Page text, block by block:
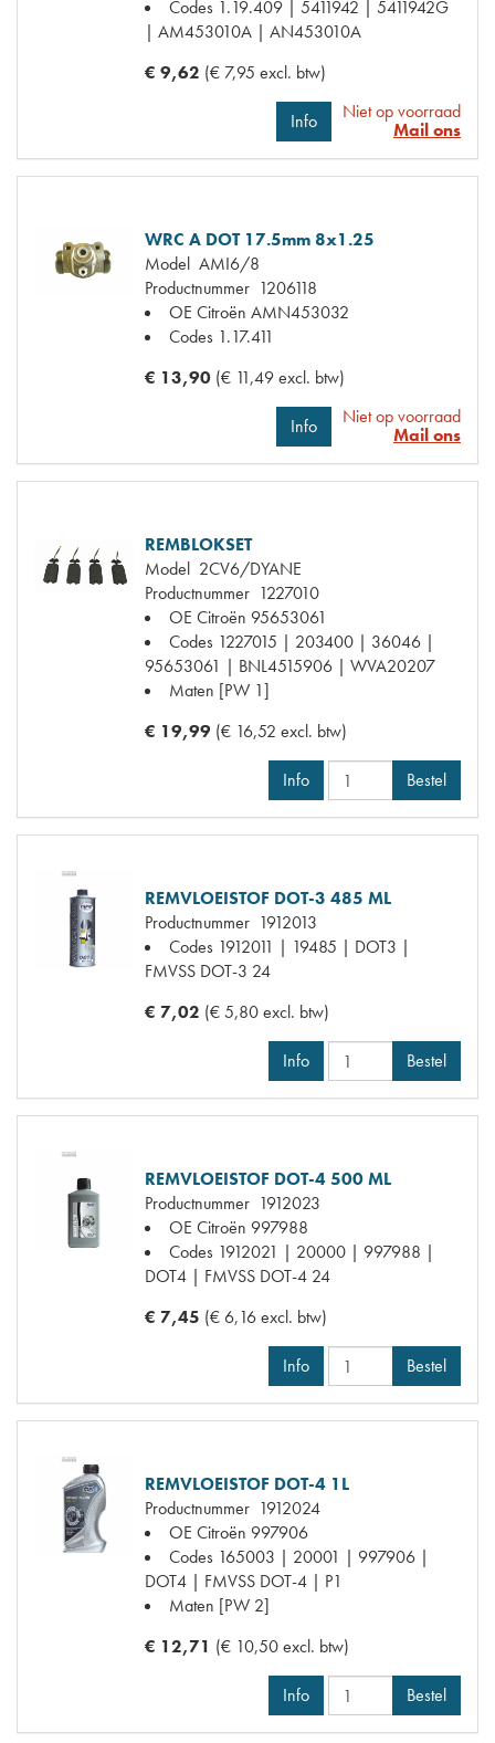
Codes 1.19.409 | 5411942 | 5411942G
| AM453010A | AN453010A
€ 9,62 (€ 7,95 excl. btw)
Info
Niet op voorraad
Mail ons
WRC A DOT 17.5mm 8x1.25
Model AMI6/8
Productnummer 1206118
OE Citroën AMN453032
Codes 1.17.411
€ 13,90 (€ 11,49 excl. btw)
Info
Niet op voorraad
Mail ons
REMBLOKSET
Model 2CV6/DYANE
Productnummer 1227010
OE Citroën 95653061
Codes 1227015 | 203400 | 36046 |
95653061 | BNL4515906 | WVA20207
Maten [PW 1]
€ 19,99 (€ 16,52 excl. btw)
Info Bestel
REMVLOEISTOF DOT-3 485 ML
Productnummer 1912013
Codes 1912011 | 19485 | DOT3 |
FMVSS DOT-3 24
€ 7,02 (€ 5,80 excl. btw)
Info Bestel
REMVLOEISTOF DOT-4 500 ML
Productnummer 1912023
OE Citroën 997988
Codes 1912021 | 20000 | 997988 |
DOT4 | FMVSS DOT-4 24
€ 7,45 (€ 6,16 excl. btw)
Info Bestel
REMVLOEISTOF DOT-4 1L
Productnummer 1912024
OE Citroën 997906
Codes 165003 | 20001 | 997906 |
DOT4 | FMVSS DOT-4 | P1
Maten [PW 2]
€ 12,71 (€ 10,50 excl. btw)
Info Bestel